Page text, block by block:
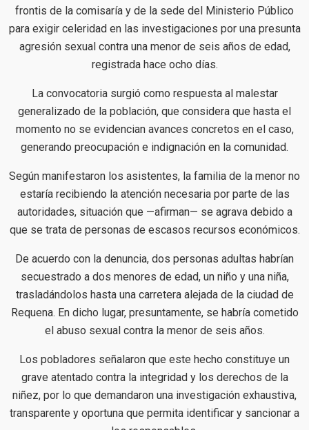
frontis de la comisaría y de la sede del Ministerio Público
para exigir celeridad en las investigaciones por una presunta
agresión sexual contra una menor de seis años de edad,
registrada hace ocho días.
La convocatoria surgió como respuesta al malestar
generalizado de la población, que considera que hasta el
momento no se evidencian avances concretos en el caso,
generando preocupación e indignación en la comunidad.
Según manifestaron los asistentes, la familia de la menor no
estaría recibiendo la atención necesaria por parte de las
autoridades, situación que —afirman— se agrava debido a
que se trata de personas de escasos recursos económicos.
De acuerdo con la denuncia, dos personas adultas habrían
secuestrado a dos menores de edad, un niño y una niña,
trasladándolos hasta una carretera alejada de la ciudad de
Requena. En dicho lugar, presuntamente, se habría cometido
el abuso sexual contra la menor de seis años.
Los pobladores señalaron que este hecho constituye un
grave atentado contra la integridad y los derechos de la
niñez, por lo que demandaron una investigación exhaustiva,
transparente y oportuna que permita identificar y sancionar a